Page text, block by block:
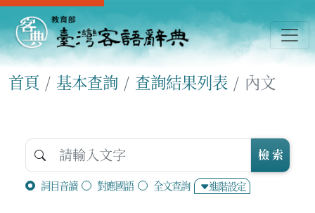
首頁 基本查詢 查詢結果列表 內文
詞目音讀 對應國語 全文查詢 進階設定
檢 索